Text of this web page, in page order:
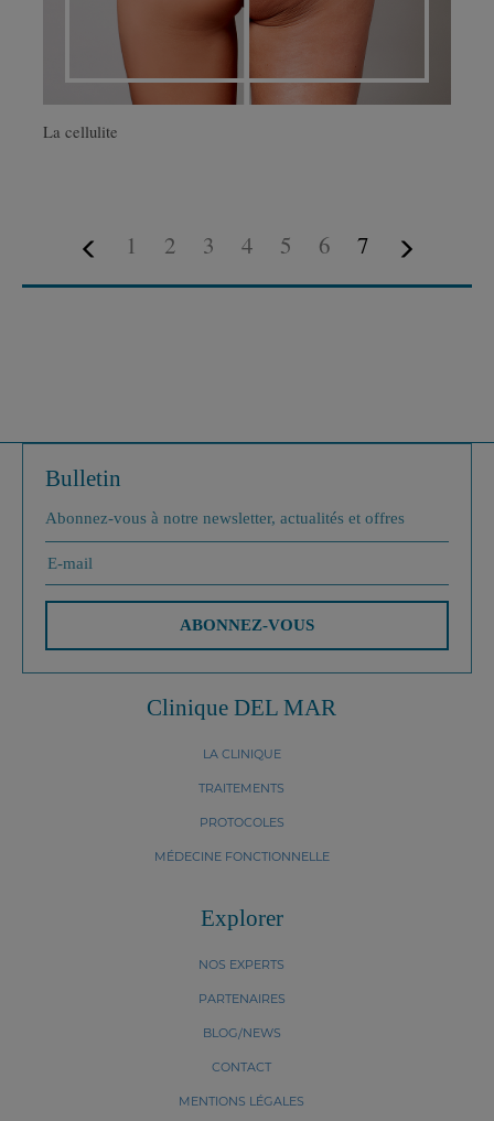
La cellulite
1 2 3 4 5 6 7
Clinique DEL MAR
LA CLINIQUE
TRAITEMENTS
PROTOCOLES
MÉDECINE FONCTIONNELLE
Explorer
NOS EXPERTS
PARTENAIRES
BLOG/NEWS
CONTACT
MENTIONS LÉGALES
Bulletin
Abonnez-vous à notre newsletter, actualités et offres
ABONNEZ-VOUS